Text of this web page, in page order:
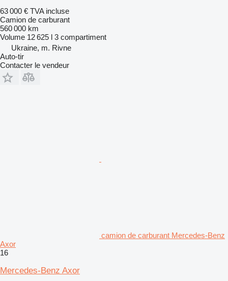
63 000 € TVA incluse
Camion de carburant
560 000 km
Volume 12 625 l 3 compartiment
Ukraine, m. Rivne
Auto-tir
Contacter le vendeur
camion de carburant Mercedes-Benz
Axor
16
Mercedes-Benz Axor